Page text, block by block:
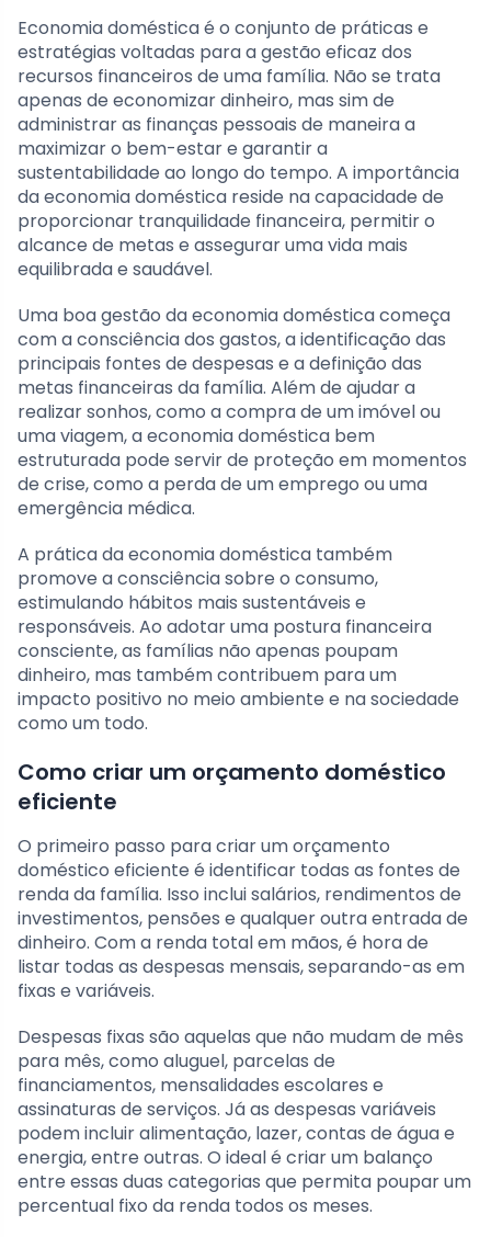
Economia doméstica é o conjunto de práticas e
estratégias voltadas para a gestão eficaz dos
recursos financeiros de uma família. Não se trata
apenas de economizar dinheiro, mas sim de
administrar as finanças pessoais de maneira a
maximizar o bem-estar e garantir a
sustentabilidade ao longo do tempo. A importância
da economia doméstica reside na capacidade de
proporcionar tranquilidade financeira, permitir o
alcance de metas e assegurar uma vida mais
equilibrada e saudável.
Uma boa gestão da economia doméstica começa
com a consciência dos gastos, a identificação das
principais fontes de despesas e a definição das
metas financeiras da família. Além de ajudar a
realizar sonhos, como a compra de um imóvel ou
uma viagem, a economia doméstica bem
estruturada pode servir de proteção em momentos
de crise, como a perda de um emprego ou uma
emergência médica.
A prática da economia doméstica também
promove a consciência sobre o consumo,
estimulando hábitos mais sustentáveis e
responsáveis. Ao adotar uma postura financeira
consciente, as famílias não apenas poupam
dinheiro, mas também contribuem para um
impacto positivo no meio ambiente e na sociedade
como um todo.
Como criar um orçamento doméstico
eficiente
O primeiro passo para criar um orçamento
doméstico eficiente é identificar todas as fontes de
renda da família. Isso inclui salários, rendimentos de
investimentos, pensões e qualquer outra entrada de
dinheiro. Com a renda total em mãos, é hora de
listar todas as despesas mensais, separando-as em
fixas e variáveis.
Despesas fixas são aquelas que não mudam de mês
para mês, como aluguel, parcelas de
financiamentos, mensalidades escolares e
assinaturas de serviços. Já as despesas variáveis
podem incluir alimentação, lazer, contas de água e
energia, entre outras. O ideal é criar um balanço
entre essas duas categorias que permita poupar um
percentual fixo da renda todos os meses.